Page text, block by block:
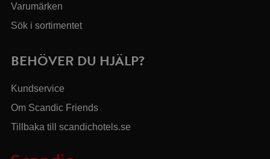
Varumärken
Sök i sortimentet
BEHÖVER DU HJÄLP?
Kundservice
Om Scandic Friends
Tillbaka till scandichotels.se